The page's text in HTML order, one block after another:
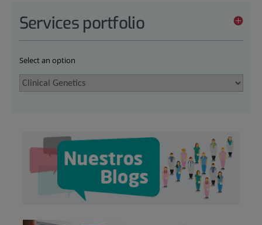
Services portfolio
Select an option